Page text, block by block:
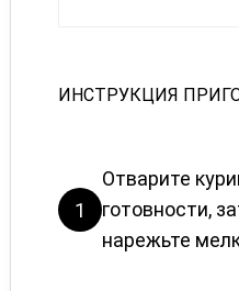
ИНСТРУКЦИЯ
1
Отварите
готовности,
нарежьте